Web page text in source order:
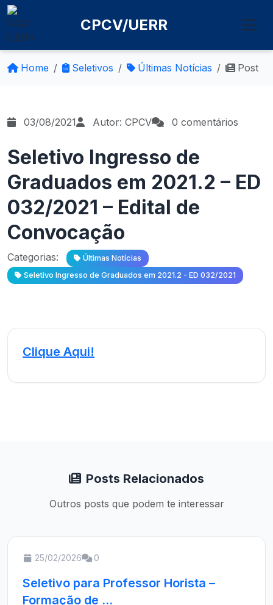
CPCV/UERR
Home Seletivos Últimas Notícias Post
03/08/2021 Autor: CPCV 0 comentários
Seletivo Ingresso de
Graduados em 2021.2 – ED
032/2021 – Edital de
Convocação
Categorias:
Últimas Notícias
Seletivo Ingresso de Graduados em 2021.2 - ED 032/2021
Clique Aqui!
Posts Relacionados
Outros posts que podem te interessar
25/02/2026 0
Seletivo para Professor Horista –
Formação de ...